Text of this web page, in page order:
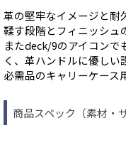
革の堅牢なイメージと耐
鞣す段階とフィニッシュ
またdeck/9のアイコンで
く、革ハンドルに優し
必需品のキャリーケース
商品スペック（素材・